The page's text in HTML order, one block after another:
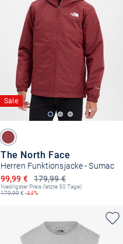
Sale
The North Face
Herren Funktionsjacke - Sumac
179,99 €
Ermäßigter Preis
99,99 €
Niedrigster Preis (letzte 30 Tage):
179,99€ -44%